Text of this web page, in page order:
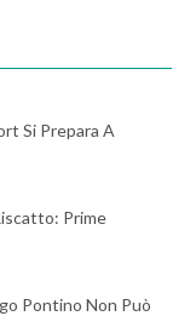
Si Prepara A
Prime
Pontino Non Può